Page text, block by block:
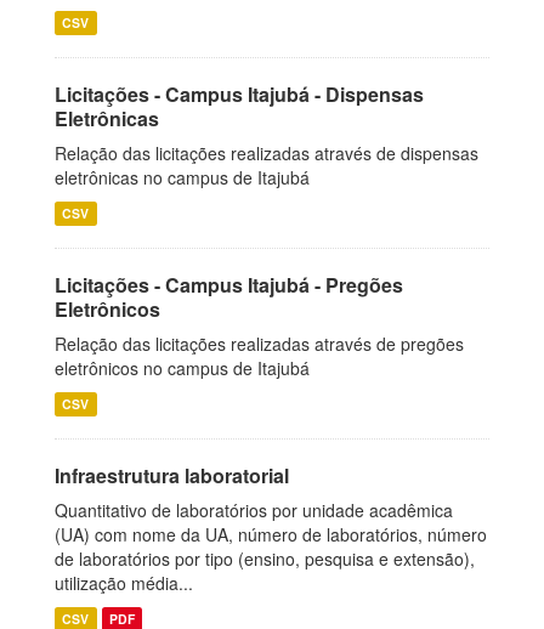
CSV
Licitações - Campus Itajubá - Dispensas
Eletrônicas
Relação das licitações realizadas através de dispensas
eletrônicas no campus de Itajubá
CSV
Licitações - Campus Itajubá - Pregões
Eletrônicos
Relação das licitações realizadas através de pregões
eletrônicos no campus de Itajubá
CSV
Infraestrutura laboratorial
Quantitativo de laboratórios por unidade acadêmica
(UA) com nome da UA, número de laboratórios, número
de laboratórios por tipo (ensino, pesquisa e extensão),
utilização média...
CSV PDF